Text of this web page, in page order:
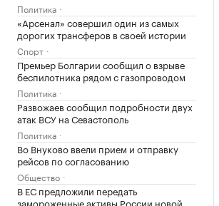
Политика
«Арсенал» совершил один из самых
дорогих трансферов в своей истории
Спорт
Премьер Болгарии сообщил о взрыве
беспилотника рядом с газопроводом
Политика
Развожаев сообщил подробности двух
атак ВСУ на Севастополь
Политика
Во Внуково ввели прием и отправку
рейсов по согласованию
Общество
В ЕС предложили передать
замороженные активы России новой